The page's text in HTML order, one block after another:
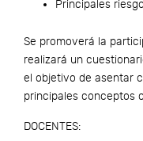
Principales
Se promoverá la
realizará un
el objetivo de asentar
principales conceptos
DOCENTES: